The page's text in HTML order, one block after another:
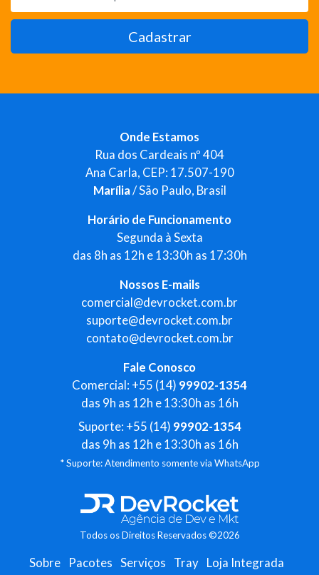
Cadastrar
Onde Estamos
Rua dos Cardeais nº 404
Ana Carla, CEP: 17.507-190
Marília/ São Paulo, Brasil
Horário de Funcionamento
Segunda à Sexta
das 8h as 12h e 13:30h as 17:30h
Nossos E-mails
comercial@devrocket.com.br
suporte@devrocket.com.br
contato@devrocket.com.br
Fale Conosco
Comercial: +55 (14) 99902-1354
das 9h as 12h e 13:30h as 16h
Suporte: +55 (14) 99902-1354
das 9h as 12h e 13:30h as 16h
* Suporte: Atendimento somente via WhatsApp
Todos os Direitos Reservados ©2026
Sobre Pacotes Serviços Tray Loja Integrada